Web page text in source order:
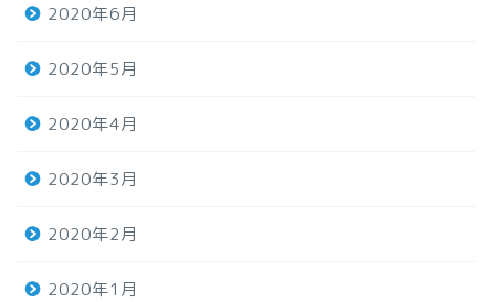
2020年6月
2020年5月
2020年4月
2020年3月
2020年2月
2020年1月